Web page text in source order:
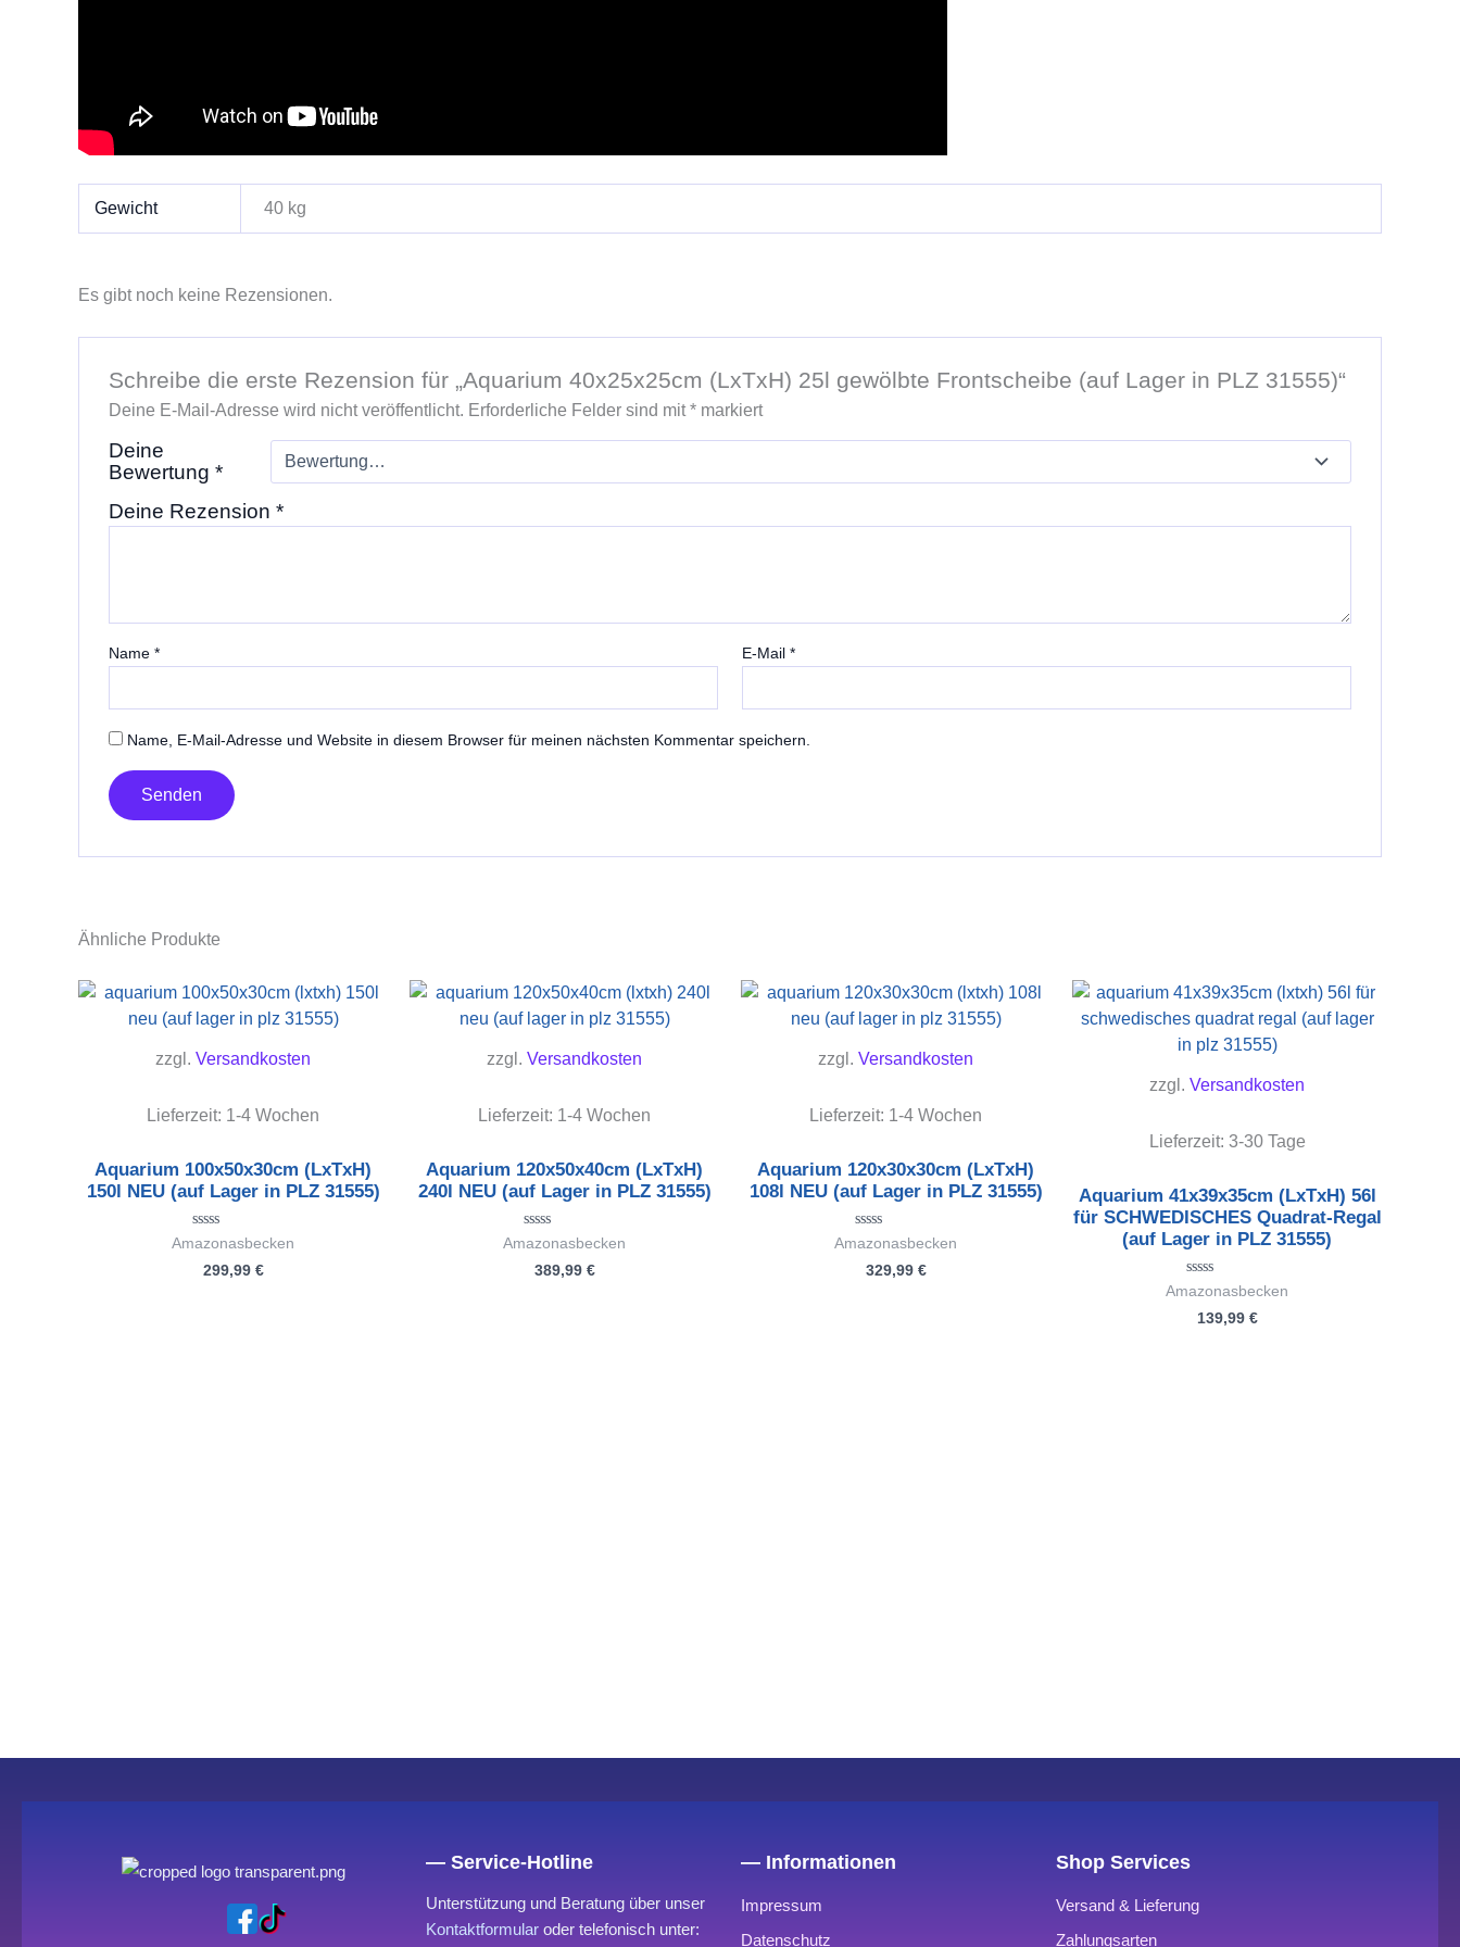
Gewicht 40 kg
Es gibt noch keine Rezensionen.
Schreibe die erste Rezension für „Aquarium 40x25x25cm (LxTxH) 25l gewölbte Frontscheibe (auf Lager in PLZ 31555)“
Deine E-Mail-Adresse wird nicht veröffentlicht. Erforderliche Felder sind mit*markiert
Deine
Bewertung *
Deine Rezension *
Name * E-Mail*
Name, E-Mail-Adresse und Website in diesem Browser für meinen nächsten Kommentar speichern.
Ähnliche Produkte
zzgl. Versandkosten
Lieferzeit: 1-4 Wochen
Aquarium 100x50x30cm (LxTxH)
150l NEU (auf Lager in PLZ 31555)
Bewertet
Amazonasbecken
299,99 €
zzgl. Versandkosten
Lieferzeit: 1-4 Wochen
Aquarium 120x50x40cm (LxTxH)
240l NEU (auf Lager in PLZ 31555)
Bewertet
Amazonasbecken
389,99 €
zzgl. Versandkosten
Lieferzeit: 1-4 Wochen
Aquarium 120x30x30cm (LxTxH)
108l NEU (auf Lager in PLZ 31555)
Bewertet
Amazonasbecken
329,99 €
zzgl. Versandkosten
Lieferzeit: 3-30 Tage
Aquarium 41x39x35cm (LxTxH) 56l
für SCHWEDISCHES Quadrat-Regal
(auf Lager in PLZ 31555)
Bewertet
Amazonasbecken
139,99 €
— Service-Hotline
Unterstützung und Beratung über unser
Kontaktformular oder telefonisch unter:
— Informationen
Impressum
Datenschutz
Shop Services
Versand & Lieferung
Zahlungsarten